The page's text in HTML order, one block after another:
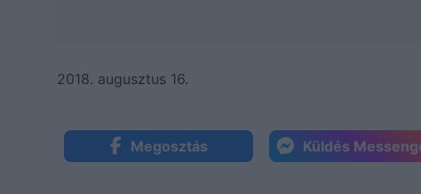
2018. augusztus 16.
Megosztás Küldés